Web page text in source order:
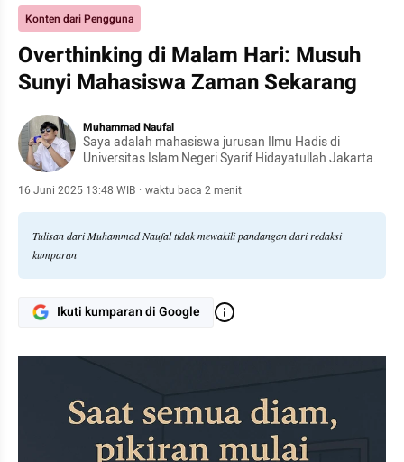
Konten dari Pengguna
Overthinking di Malam Hari: Musuh
Sunyi Mahasiswa Zaman Sekarang
Muhammad Naufal
Saya adalah mahasiswa jurusan Ilmu Hadis di
Universitas Islam Negeri Syarif Hidayatullah Jakarta.
16 Juni 2025 13:48 WIB · waktu baca 2 menit
Tulisan dari Muhammad Naufal tidak mewakili pandangan dari redaksi
kumparan
Ikuti kumparan di Google